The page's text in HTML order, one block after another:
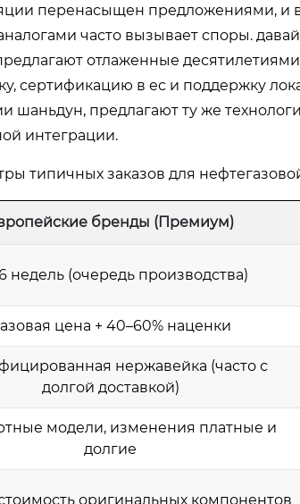
перенасыщен предложениями, и
часто вызывает споры.
отлаженные
сертификацию в ес и поддержку
предлагают ту же
интеграции.
типичных заказов для
бренды (Премиум)
недель (очередь производства)
цена + 40–60% наценки
нержавейка (часто с
долгой доставкой)
модели, изменения платные и
долгие
оригинальных компонентов